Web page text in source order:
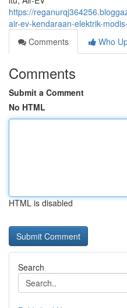
https://
air-ev-kendaraan-elektrik-
Comments
Who
Comments
Submit a Comment
No HTML
HTML is disabled
Search